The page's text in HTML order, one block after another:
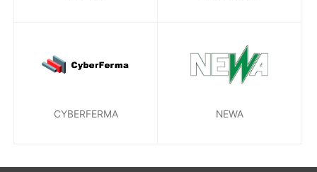
CYBERFERMA NEWA